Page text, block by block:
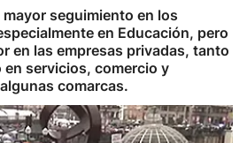
seguimiento en los
en Educación, pero
en las empresas privadas, tanto
servicios, comercio y
comarcas.